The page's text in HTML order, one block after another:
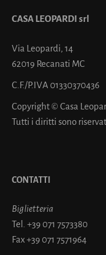
CASA LEOPARDI srl
Via Leopardi, 14
62019 Recanati MC
C.F./P.IVA 01330370436
Copyright © Casa
Tutti i diritti sono
CONTATTI
Biglietteria
Tel. +39 071 7573380
Fax+39 071 7571964